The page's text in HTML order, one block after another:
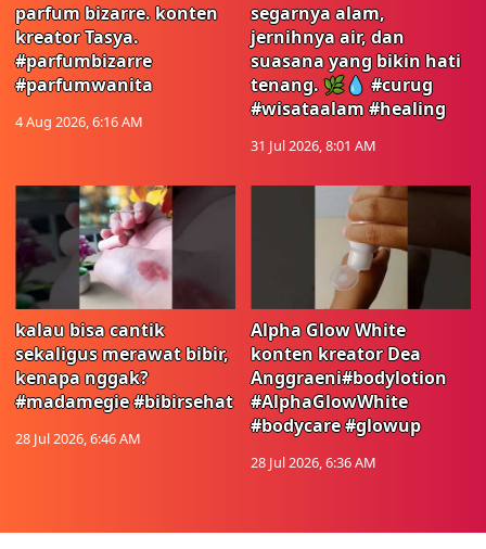
parfum bizarre. konten
kreator Tasya.
#parfumbizarre
#parfumwanita
4 Aug 2026, 6:16 AM
segarnya alam,
jernihnya air, dan
suasana yang bikin hati
tenang. 🌿💧 #curug
#wisataalam #healing
31 Jul 2026, 8:01 AM
kalau bisa cantik
sekaligus merawat bibir,
kenapa nggak?
#madamegie #bibirsehat
28 Jul 2026, 6:46 AM
Alpha Glow White
konten kreator Dea
Anggraeni#bodylotion
#AlphaGlowWhite
#bodycare #glowup
28 Jul 2026, 6:36 AM